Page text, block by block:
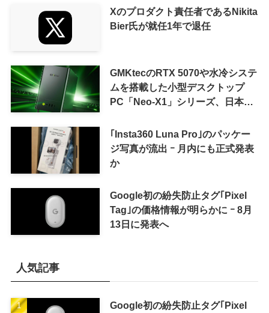
Xのプロダクト責任者であるNikita
Bier氏が就任1年で退任
GMKtecのRTX 5070や水冷システ
ムを搭載した小型デスクトップ
PC「Neo-X1」シリーズ、日本で
｢Insta360 Luna Pro｣のパッケー
ジ写真が流出 ｰ 月内にも正式発表
か
Google初の紛失防止タグ｢Pixel
Tag｣の価格情報が明らかに ｰ 8月
13日に発表へ
人気記事
Google初の紛失防止タグ｢Pixel